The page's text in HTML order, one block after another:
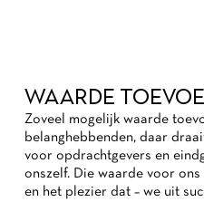
WAARDE
Zoveel mogelijk waarde
belanghebbenden, daar
voor opdrachtgevers en
onszelf. Die waarde voor
en het plezier dat – we uit